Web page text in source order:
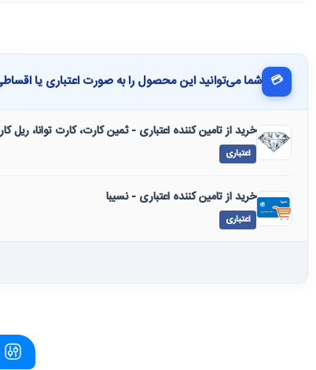
💳 شما می‌توانید این محصول را به صورت اعتباری یا
خرید از تامین کننده اعتباری - ثمین کارت، کارت توانا، ریل
اعتباری
خرید از تامین کننده اعتباری - نسیبا
اعتباری